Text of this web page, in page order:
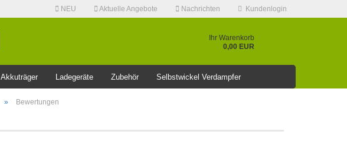
NEU Aktuelle Angebote Nachrichten Kundenlogin
Ihr Warenkorb
0,00 EUR
Akkuträger Ladegeräte Zubehör Selbstwickel Verdampfer
» Bewertungen